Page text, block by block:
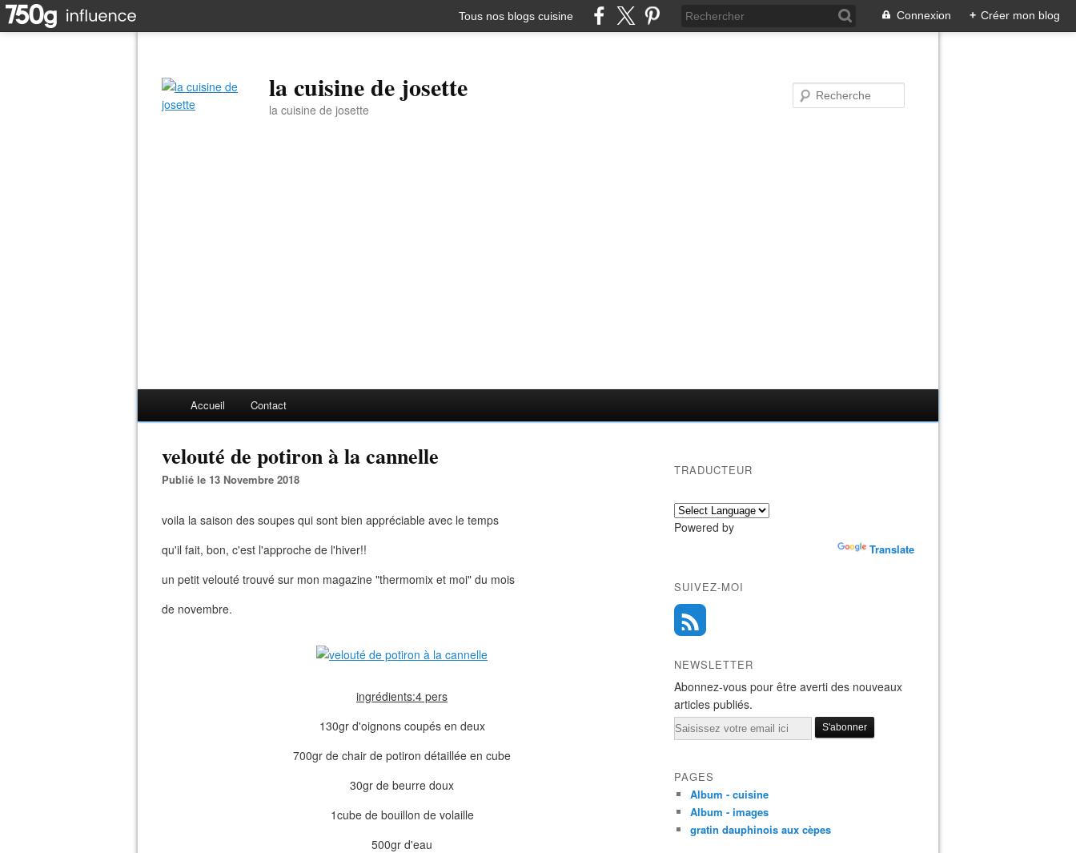
Tous nos blogs cuisine Connexion + Créer mon blog
la cuisine de josette
la cuisine de josette
Accueil Contact
velouté de potiron à la cannelle
Publié le 13 Novembre 2018
voila la saison des soupes qui sont bien appréciable avec le temps
qu'il fait, bon, c'est l'approche de l'hiver!!
un petit velouté trouvé sur mon magazine "thermomix et moi" du mois
de novembre.
ingrédients:4 pers
130gr d'oignons coupés en deux
700gr de chair de potiron détaillée en cube
30gr de beurre doux
1cube de bouillon de volaille
500gr d'eau
TRADUCTEUR
Powered by
Translate
SUIVEZ-MOI
NEWSLETTER
Abonnez-vous pour être averti des nouveaux
articles publiés.
Email
PAGES
Album - cuisine
Album - images
gratin dauphinois aux cèpes